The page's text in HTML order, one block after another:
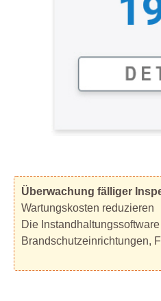
Überwachung fälliger
Wartungskosten reduzieren
Die
Brandschutzeinrichtungen,